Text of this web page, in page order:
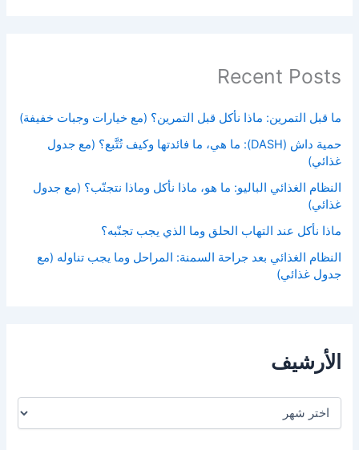
Recent Posts
ما قبل التمرين: ماذا نأكل قبل التمرين؟ (مع خيارات وجبات خفيفة)
حمية داش (DASH): ما هي، ما فائدتها وكيف تُتَّبع؟ (مع جدول
غذائي)
النظام الغذائي الباليو: ما هو، ماذا نأكل وماذا نتجنّب؟ (مع جدول
غذائي)
ماذا نأكل عند التهاب الحلق وما الذي يجب تجنّبه؟
النظام الغذائي بعد جراحة السمنة: المراحل وما يجب تناوله (مع
جدول غذائي)
الأرشيف